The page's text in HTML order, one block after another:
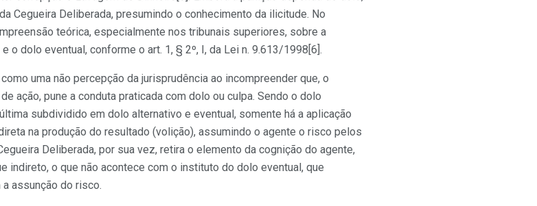
Cegueira Deliberada, presumindo o conhecimento da ilicitude. No
teórica, especialmente nos tribunais superiores, sobre a
o dolo eventual, conforme o art. 1, § 2º, I, da Lei n. 9.613/1998[6].
uma não percepção da jurisprudência ao incompreender que, o
ação, pune a conduta praticada com dolo ou culpa. Sendo o dolo
subdividido em dolo alternativo e eventual, somente há a aplicação
na produção do resultado (volição), assumindo o agente o risco pelos
Deliberada, por sua vez, retira o elemento da cognição do agente,
indireto, o que não acontece com o instituto do dolo eventual, que
assunção do risco.